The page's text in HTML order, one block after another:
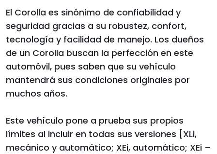
El Corolla es sinónimo de confiabilidad y
seguridad gracias a su robustez, confort,
tecnología y facilidad de manejo. Los dueños
de un Corolla buscan la perfección en este
automóvil, pues saben que su vehículo
mantendrá sus condiciones originales por
muchos años.
Este vehículo pone a prueba sus propios
límites al incluir en todas sus versiones [XLi,
mecánico y automático; XEi, automático; XEi –